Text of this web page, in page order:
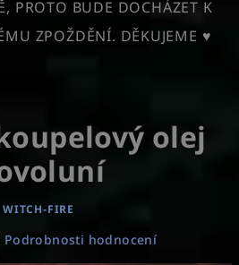
PROTO BUDE DOCHÁZET K
ZPOŽDĚNÍ. DĚKUJEME ♥
olej
WITCH-FIRE
Podrobnosti hodnocení